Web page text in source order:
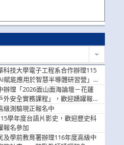
科技大學電子工程系合作辦理115
賦能應用於智慧半導體研習營」，
辦理「2026面山面海論壇－花蓮
安全實務課程」，歡迎踴躍報名
級測驗現正報名中
學年度台語片影史，歡迎歷史科
報名參加
及學前教育署辦理116年度高級中